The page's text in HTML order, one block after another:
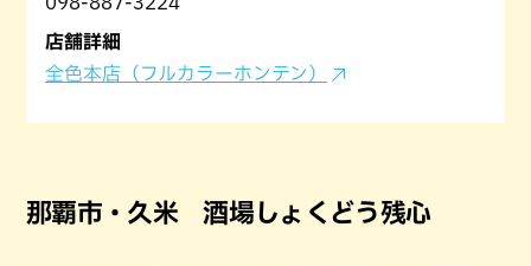
店舗詳細
全色本店（フルカラーホンテン）
那覇市・久米 酒場しょくどう残心